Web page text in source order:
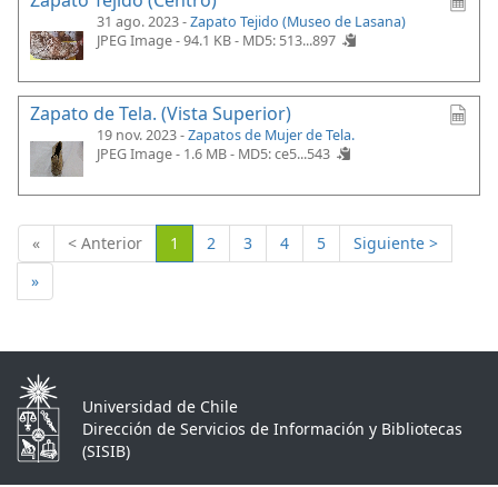
31 ago. 2023 -Zapato Tejido (Museo de Lasana)
JPEG Image - 94.1 KB - MD5: 513...897
Zapato de Tela. (Vista Superior)
19 nov. 2023 -Zapatos de Mujer de Tela.
JPEG Image - 1.6 MB - MD5: ce5...543
« < Anterior 1 (Actual)
2 3 4 5
Siguiente >
»
Universidad de Chile
Dirección de Servicios de Información y Bibliotecas
(SISIB)